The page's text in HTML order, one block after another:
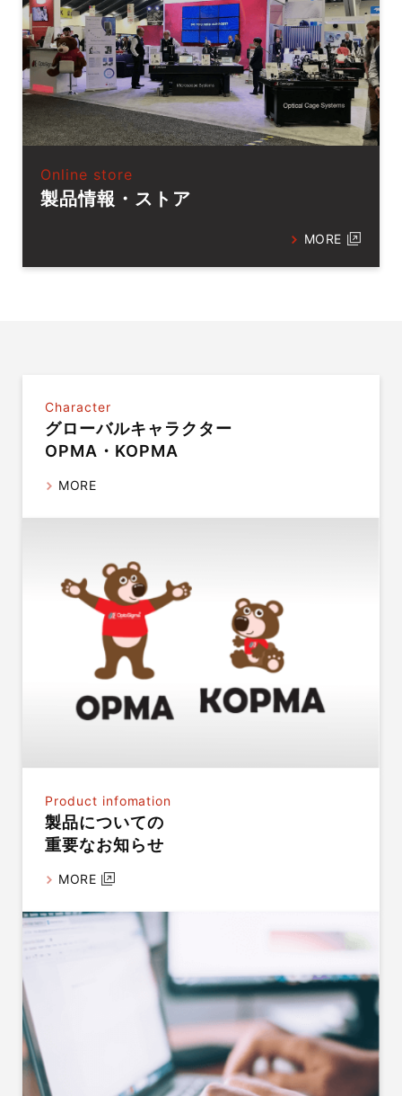
Online store
製品情報・ストア
MORE
Character
グローバルキャラクター
OPMA・KOPMA
MORE
Product infomation
製品についての
重要なお知らせ
MORE